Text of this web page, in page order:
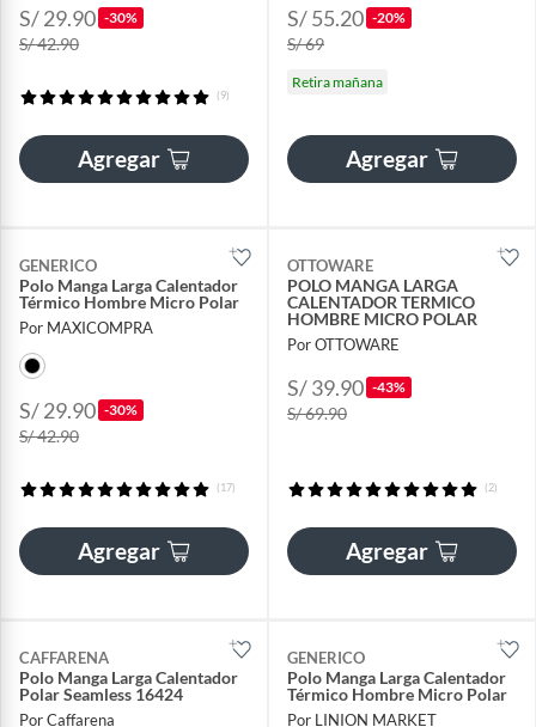
S/ 29.90 -30%
S/ 42.90
(9)
Agregar
S/ 55.20 -20%
S/ 69
Retira mañana
Agregar
GENERICO
Polo Manga Larga Calentador
Térmico Hombre Micro Polar
Por MAXICOMPRA
S/ 29.90 -30%
S/ 42.90
(17)
Agregar
OTTOWARE
POLO MANGA LARGA
CALENTADOR TERMICO
HOMBRE MICRO POLAR
Por OTTOWARE
S/ 39.90 -43%
S/ 69.90
(2)
Agregar
CAFFARENA
Polo Manga Larga Calentador
Polar Seamless 16424
Por Caffarena
GENERICO
Polo Manga Larga Calentador
Térmico Hombre Micro Polar
Por LINION MARKET